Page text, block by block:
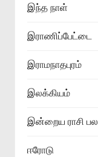
இந்த நாள்
இராணிப்பேட்டை
இராமநாதபுரம்
இலக்கியம்
இன்றைய ராசி
ஈரோடு